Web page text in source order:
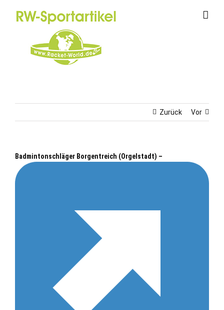
Zurück Vor
Badmintonschläger Borgentreich (Orgelstadt) –